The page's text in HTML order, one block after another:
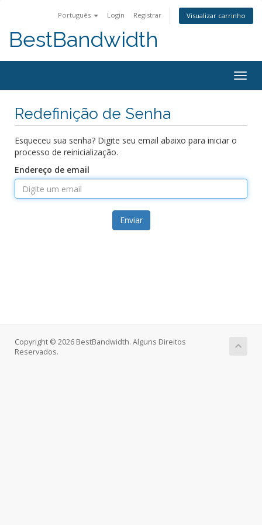
Português Login Registrar Visualizar carrinho
BestBandwidth
Redefinição de Senha
Esqueceu sua senha? Digite seu email abaixo para iniciar o
processo de reinicialização.
Endereço de email
Enviar
Copyright © 2026 BestBandwidth. Alguns Direitos
Reservados.